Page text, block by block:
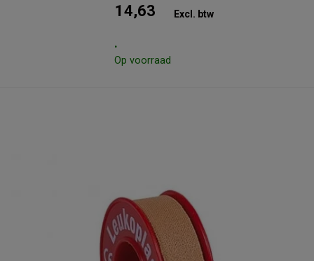
14,63 Excl. btw
.
Op voorraad